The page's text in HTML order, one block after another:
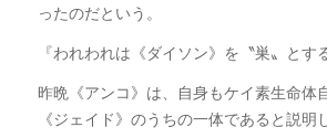
ったのだという。
『われわれは《ダイソン》を〝巣〟とす
昨晩《アンコ》は、自身もケイ素生命体
《ジェイド》のうちの一体であると説明